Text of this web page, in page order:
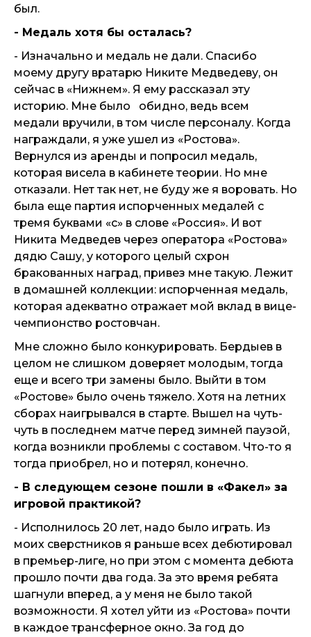
был.
- Медаль хотя бы осталась?
- Изначально и медаль не дали. Спасибо
моему другу вратарю Никите Медведеву, он
сейчас в «Нижнем». Я ему рассказал эту
историю. Мне было обидно, ведь всем
медали вручили, в том числе персоналу. Когда
награждали, я уже ушел из «Ростова».
Вернулся из аренды и попросил медаль,
которая висела в кабинете теории. Но мне
отказали. Нет так нет, не буду же я воровать. Но
была еще партия испорченных медалей с
тремя буквами «с» в слове «Россия». И вот
Никита Медведев через оператора «Ростова»
дядю Сашу, у которого целый схрон
бракованных наград, привез мне такую. Лежит
в домашней коллекции: испорченная медаль,
которая адекватно отражает мой вклад в вице-
чемпионство ростовчан.
Мне сложно было конкурировать. Бердыев в
целом не слишком доверяет молодым, тогда
еще и всего три замены было. Выйти в том
«Ростове» было очень тяжело. Хотя на летних
сборах наигрывался в старте. Вышел на чуть-
чуть в последнем матче перед зимней паузой,
когда возникли проблемы с составом. Что-то я
тогда приобрел, но и потерял, конечно.
- В следующем сезоне пошли в «Факел» за
игровой практикой?
- Исполнилось 20 лет, надо было играть. Из
моих сверстников я раньше всех дебютировал
в премьер-лиге, но при этом с момента дебюта
прошло почти два года. За это время ребята
шагнули вперед, а у меня не было такой
возможности. Я хотел уйти из «Ростова» почти
в каждое трансферное окно. За год до